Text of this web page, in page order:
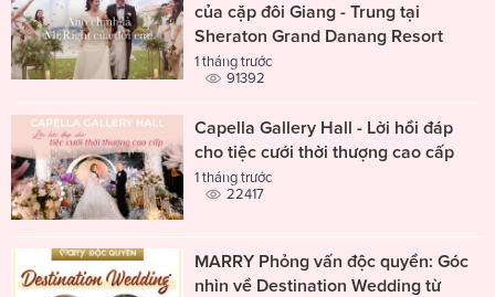
của cặp đôi Giang - Trung tại
Sheraton Grand Danang Resort
1 tháng trước
91392
Capella Gallery Hall - Lời hồi đáp
cho tiệc cưới thời thượng cao cấp
1 tháng trước
22417
MARRY Phỏng vấn độc quyền: Góc
nhìn về Destination Wedding từ